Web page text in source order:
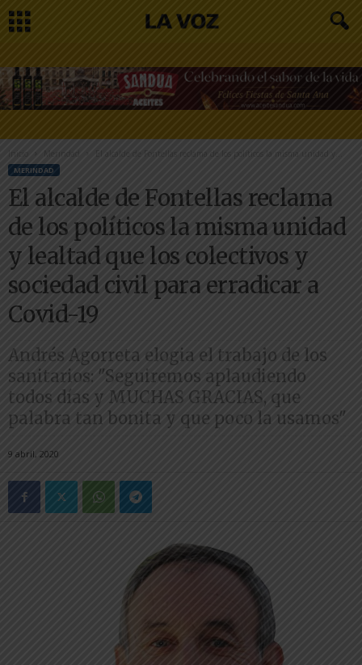
Inicio El alcalde de Fontellas reclama de los políticos la misma unidad y...
MERINDAD
El alcalde de Fontellas reclama
de los políticos la misma unidad
y lealtad que los colectivos y
sociedad civil para erradicar a
Covid-19
Andrés Agorreta elogia el trabajo de los
sanitarios: "Seguiremos aplaudiendo
todos días y MUCHAS GRACIAS, que
palabra tan bonita y que poco la usamos"
9 abril, 2020